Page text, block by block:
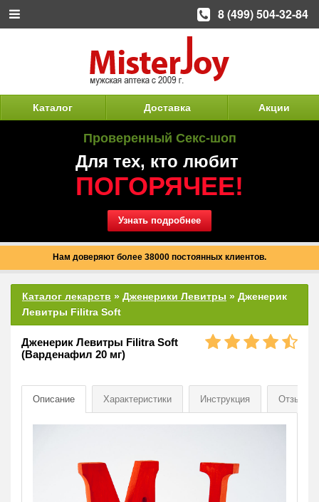
Каталог Доставка Акции
Проверенный Секс-шоп
Для тех, кто любит
ПОГОРЯЧЕЕ!
Узнать подробнее
Нам доверяют более 38000 постоянных клиентов.
Каталог лекарств » Дженерики Левитры » Дженерик
Левитры Filitra Soft
Дженерик Левитры Filitra Soft
(Варденафил 20 мг)
Описание Характеристики Инструкция Отзывы
8 (499) 504-32-84